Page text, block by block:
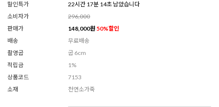
할인특가
22시간 17분 12초 남았습니다
소비자가
296,000
판매가
148,000원 50%할인
배송
무료배송
촬영굽
굽 6cm
적립금
1%
상품코드
7153
소재
천연소가죽